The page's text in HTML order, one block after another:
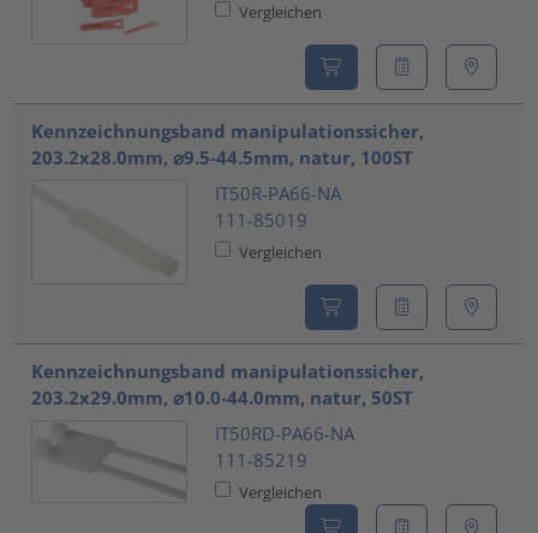
Vergleichen
Kennzeichnungsband manipulationssicher,
203.2x28.0mm, ⌀9.5-44.5mm, natur, 100ST
IT50R-PA66-NA
111-85019
Vergleichen
Kennzeichnungsband manipulationssicher,
203.2x29.0mm, ⌀10.0-44.0mm, natur, 50ST
IT50RD-PA66-NA
111-85219
Vergleichen